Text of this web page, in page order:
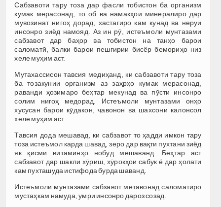
Сабзавоти тару тоза дар фасли тобистон ба организм
кумак мерасонад, то об ва намакҳои минералиро дар
мувозинат нигоҳ дорад, хастагиро кам кунад ва неруи
инсонро зиёд намояд. Аз ин рӯ, истеъмоли мунтазами
сабзавот дар баҳор ва тобистон на танҳо барои
саломатӣ, балки барои пешгирии бисёр бемориҳо низ
хеле муҳим аст.
Мутахассисон тавсия медиҳанд, ки сабзавоти тару тоза
ба тозакунии организм аз заҳрҳо кумак мерасонад,
раванди ҳозимаро беҳтар мекунад ва пӯсти инсонро
солим нигоҳ медорад. Истеъмоли мунтазами онҳо
хусусан барои кӯдакон, ҷавонон ва шахсони калонсол
хеле муҳим аст.
Тавсия дода мешавад, ки сабзавот то ҳадди имкон тару
тоза истеъмол карда шавад, зеро дар вақти пухтани зиёд
як қисми витаминҳо нобуд мешаванд. Беҳтар аст
сабзавот дар шакли хӯриш, хӯрокҳои сабук ё дар ҳолати
кам пухташуда истифода бурда шаванд.
Истеъмоли мунтазами сабзавот метавонад саломатиро
мустаҳкам намуда, умри инсонро дароз созад.